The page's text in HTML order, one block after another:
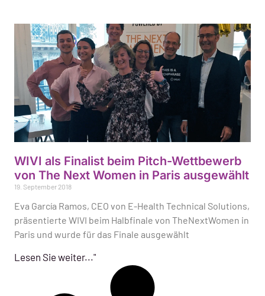
WIVI als Finalist beim Pitch-Wettbewerb
von The Next Women in Paris ausgewählt
19. September 2018
Eva García Ramos, CEO von E-Health Technical Solutions,
präsentierte WIVI beim Halbfinale von TheNextWomen in
Paris und wurde für das Finale ausgewählt
Lesen Sie weiter..."